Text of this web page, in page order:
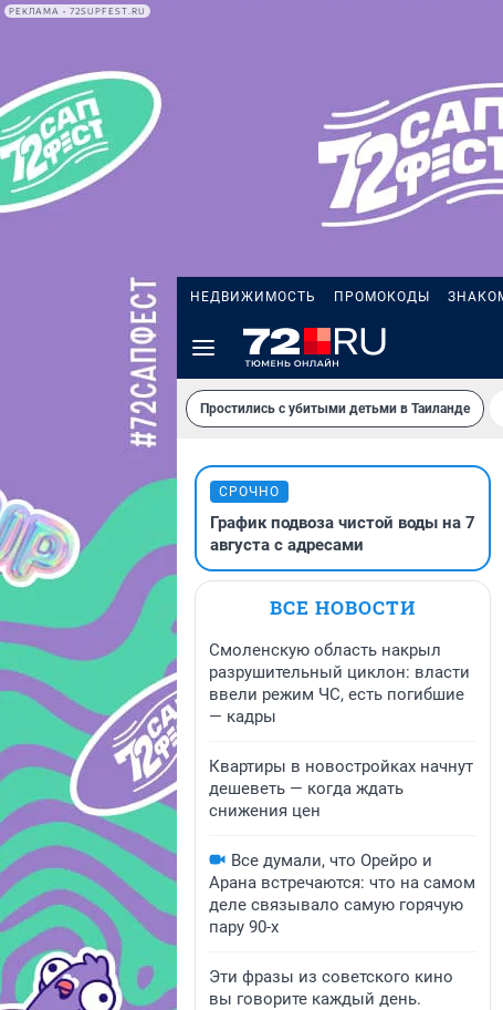
РЕКЛАМА • 72SUPFEST.RU
НЕДВИЖИМОСТЬ ПРОМОКОДЫ
Простились с убитыми детьми в Таиланде
СРОЧНО
График подвоза чистой воды на 7
августа с адресами
ВСЕ НОВОСТИ
Смоленскую область накрыл
разрушительный циклон: власти
ввели режим ЧС, есть погибшие
— кадры
Квартиры в новостройках начнут
дешеветь — когда ждать
снижения цен
Все думали, что Орейро и
Арана встречаются: что на самом
деле связывало самую горячую
пару 90-х
Эти фразы из советского кино
вы говорите каждый день.